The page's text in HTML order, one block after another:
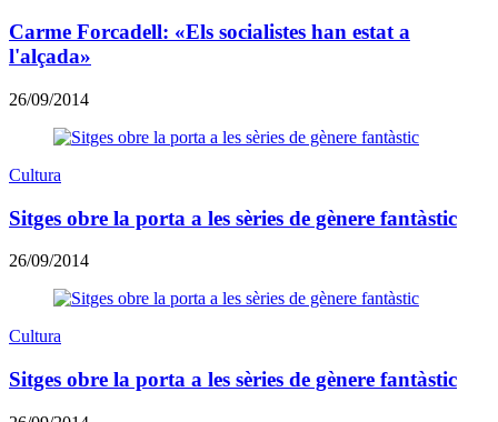
Carme Forcadell: «Els socialistes han estat a
l'alçada»
26/09/2014
Cultura
Sitges obre la porta a les sèries de gènere fantàstic
26/09/2014
Cultura
Sitges obre la porta a les sèries de gènere fantàstic